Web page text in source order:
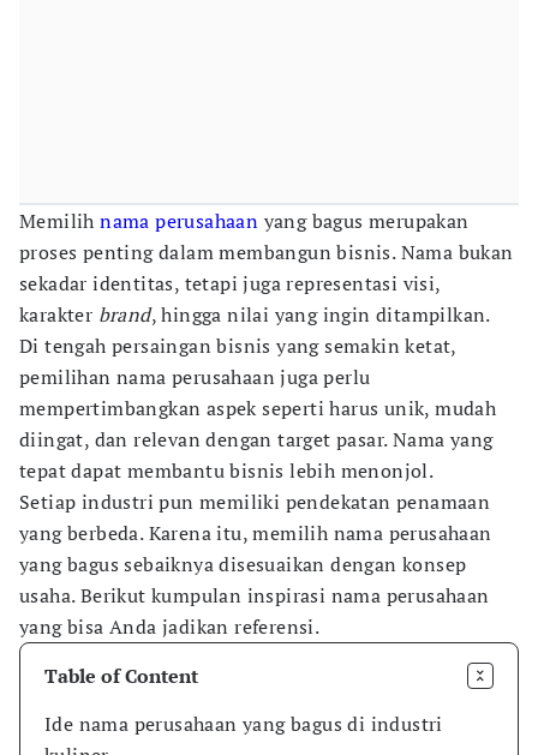
Memilihnama perusahaan yang bagus merupakan
proses penting dalam membangun bisnis. Nama bukan
sekadar identitas, tetapi juga representasi visi,
karakter brand, hingga nilai yang ingin ditampilkan.
Di tengah persaingan bisnis yang semakin ketat,
pemilihan nama perusahaan juga perlu
mempertimbangkan aspek seperti harus unik, mudah
diingat, dan relevan dengan target pasar. Nama yang
tepat dapat membantu bisnis lebih menonjol.
Setiap industri pun memiliki pendekatan penamaan
yang berbeda. Karena itu, memilih nama perusahaan
yang bagus sebaiknya disesuaikan dengan konsep
usaha. Berikut kumpulan inspirasi nama perusahaan
yang bisa Anda jadikan referensi.
Table of Content
Ide nama perusahaan yang bagus di industri